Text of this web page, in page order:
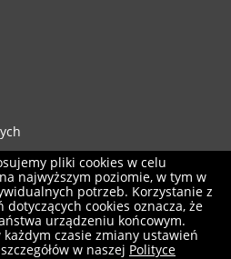
pliki cookies w celu
najwyższym poziomie, w tym w
potrzeb. Korzystanie z
cookies oznacza, że
urządzeniu końcowym.
czasie zmiany ustawień
w naszej Polityce